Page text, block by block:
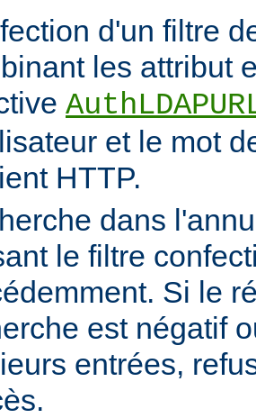
d'un filtre
les attribut
et le mot
HTTP.
dans
le filtre
Si le
est négatif
entrées,